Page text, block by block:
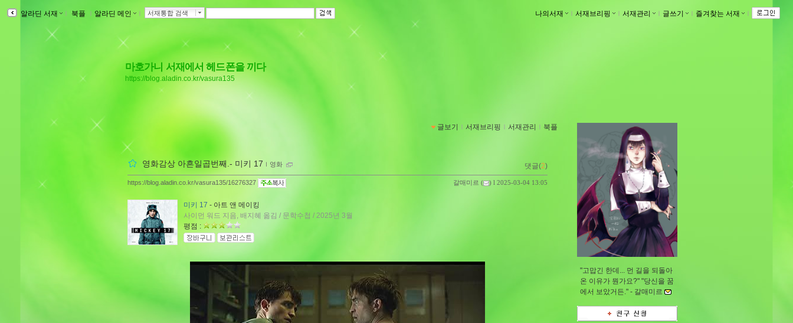
알라딘 서재 북플 ｌ 알라딘 메인 ｌ 서재통합 검색 나의서재 ｌ 서재브리핑 ｌ 서재관리 ｌ 글쓰기 ｌ 즐겨찾는 서재 ｌ
마호가니 서재에서 헤드폰을 끼다
https://blog.aladin.co.kr/vasura135
글보기 ｌ 서재브리핑 ｌ 서재관리 ｌ 북플
영화감상 아흔일곱번째.- 미키 17 ｌ 영화 댓글(2)
갈매미르 ( ) l 2025-03-04 13:05
https://blog.aladin.co.kr/vasura135/16276327
미키 17 - 아트 앤 메이킹
사이먼 워드 지음, 배지혜 옮김 / 문학수첩 / 2025년 3월
평점 :
"고맙긴 한데... 먼 길을 되돌아
온 이유가 뭔가요?" "당신을 꿈
에서 보았거든." - 갈매미르